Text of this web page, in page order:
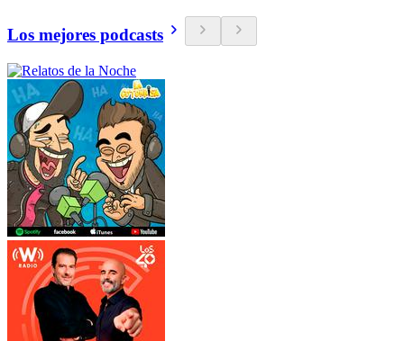
Los mejores podcasts